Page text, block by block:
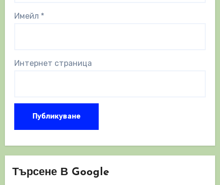
Имейл *
Интернет страница
Търсене В Google